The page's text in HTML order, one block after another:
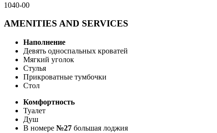
1040-00
AMENITIES AND SERVICES
Наполнение
Девять односпальных кроватей
Мягкий уголок
Стулья
Прикроватные тумбочки
Стол
Комфортность
Туалет
Душ
В номере №27 большая лоджия